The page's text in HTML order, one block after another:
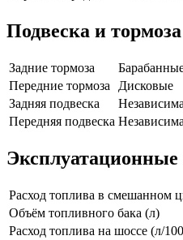
Подвеска и тормоза
Задние тормоза
Передние тормоза
Дисковые
Задняя подвеска
Передняя подвеска
Эксплуатационные
Расход топлива в смешанном
Объём топливного бака (л)
Расход топлива на шоссе (л/